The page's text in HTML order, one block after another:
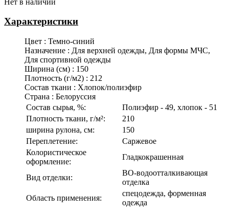
Характеристики
Цвет : Темно-синий
Назначение : Для верхней одежды, Для формы МЧС,
Для спортивной одежды
Ширина (см) : 150
Плотность (г/м2) : 212
Состав ткани : Хлопок/полиэфир
Страна : Белоруссия
Состав сырья, %:
Полиэфир - 49, хлопок - 51
Плотность ткани, г/м²:
210
ширина рулона, см:
150
Переплетение:
Саржевое
Колористическое
оформление:
Гладкокрашенная
Вид отделки:
ВО-водоотталкивающая
отделка
Область применения:
спецодежда, форменная
одежда